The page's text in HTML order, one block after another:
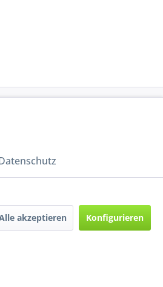
akzeptieren Konfigurieren